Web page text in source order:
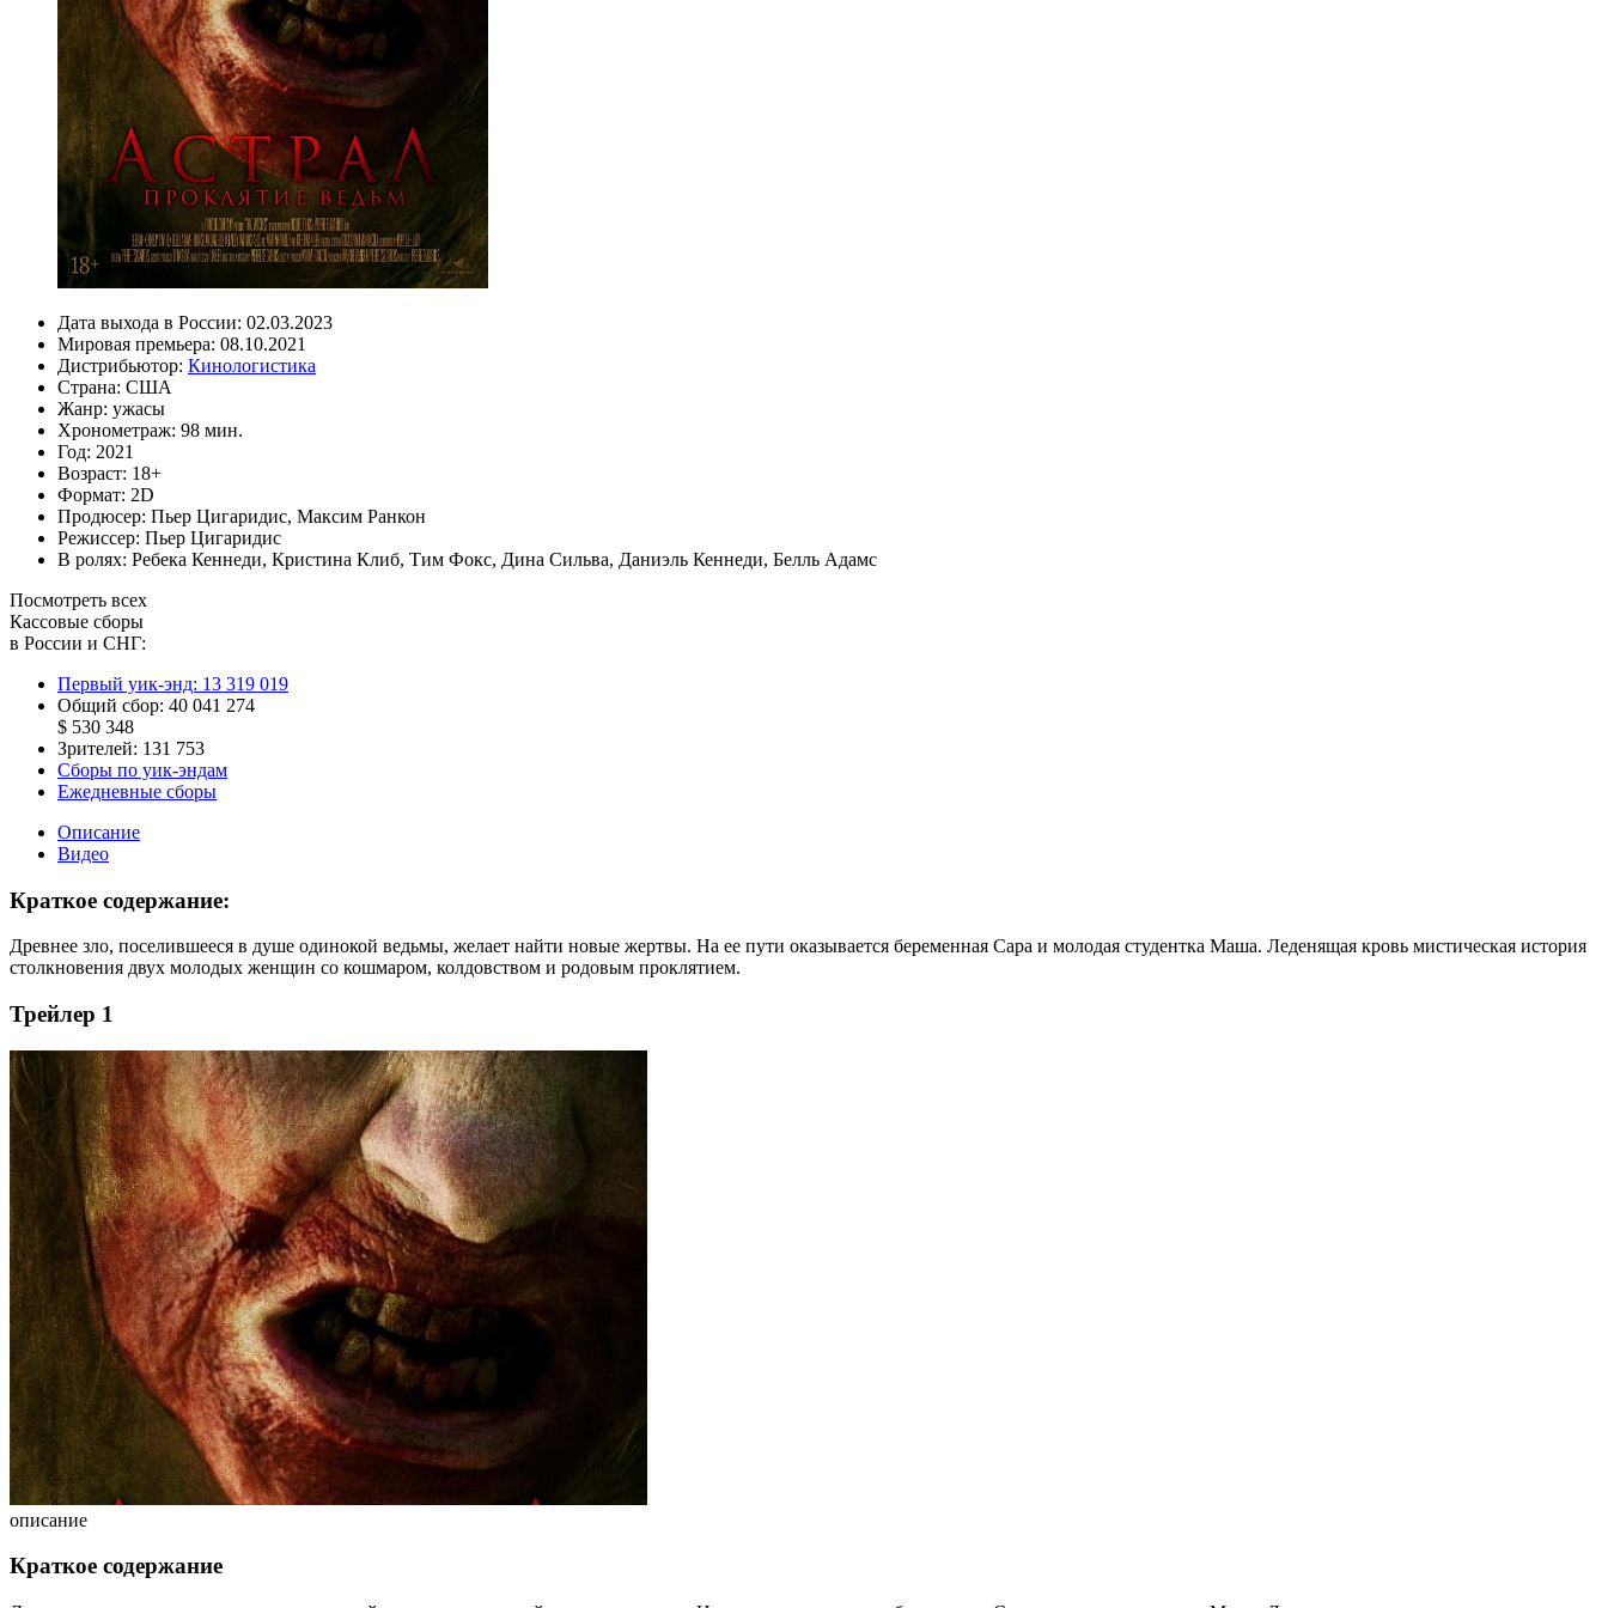
Дата выхода в России: 02.03.2023
Мировая премьера: 08.10.2021
Дистрибьютор: Кинологистика
Страна: США
Жанр: ужасы
Хронометраж: 98 мин.
Год: 2021
Возраст: 18+
Формат: 2D
Продюсер: Пьер Цигаридис, Максим Ранкон
Режиссер: Пьер Цигаридис
В ролях: Ребека Кеннеди, Кристина Клиб, Тим Фокс, Дина Сильва, Даниэль Кеннеди, Белль Адамс
Посмотреть всех
Кассовые сборы
в России и СНГ:
Первый уик-энд: 13 319 019
Общий сбор: 40 041 274
$ 530 348
Зрителей: 131 753
Сборы по уик-эндам
Ежедневные сборы
Описание
Видео
Краткое содержание:
Древнее зло, поселившееся в душе одинокой ведьмы, желает найти новые жертвы. На ее пути оказывается беременная Сара и молодая студентка Маша. Леденящая кровь мистическая история
столкновения двух молодых женщин со кошмаром, колдовством и родовым проклятием.
Трейлер 1
описание
Краткое содержание